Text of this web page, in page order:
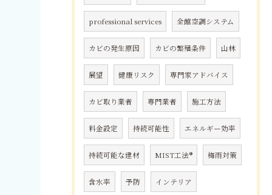
professional services 全館空調システム
カビの発生原因 カビの繁殖条件 山林
展望 健康リスク 専門家アドバイス
カビ取り業者 専門業者 施工方法
料金設定 持続可能性 エネルギー効率
持続可能な建材 MIST工法® 梅雨対策
含水率 予防 インテリア